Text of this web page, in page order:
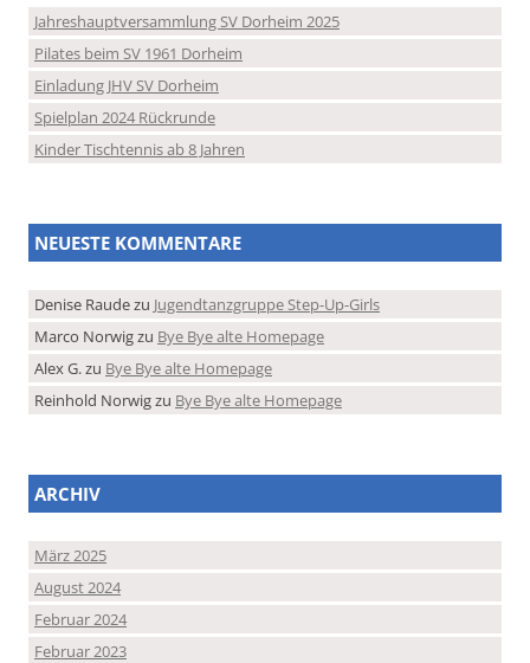
Jahreshauptversammlung SV Dorheim 2025
Pilates beim SV 1961 Dorheim
Einladung JHV SV Dorheim
Spielplan 2024 Rückrunde
Kinder Tischtennis ab 8 Jahren
NEUESTE KOMMENTARE
Denise Raudezu Jugendtanzgruppe Step-Up-Girls
Marco Norwigzu Bye Bye alte Homepage
Alex G.zu Bye Bye alte Homepage
Reinhold Norwigzu Bye Bye alte Homepage
ARCHIV
März 2025
August 2024
Februar 2024
Februar 2023